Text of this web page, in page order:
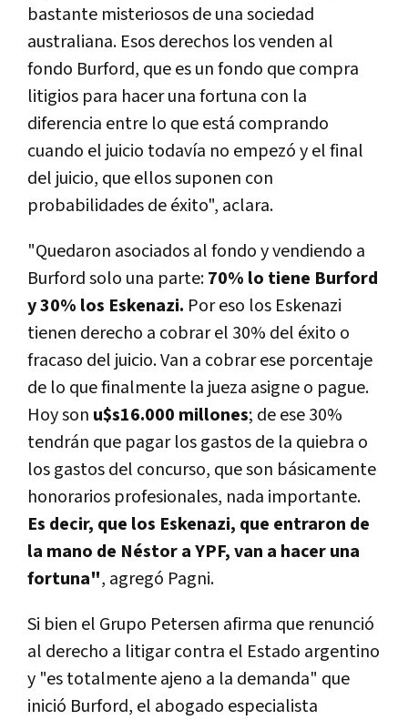
bastante misteriosos de una sociedad
australiana. Esos derechos los venden al
fondo Burford, que es un fondo que compra
litigios para hacer una fortuna con la
diferencia entre lo que está comprando
cuando el juicio todavía no empezó y el final
del juicio, que ellos suponen con
probabilidades de éxito", aclara.
"Quedaron asociados al fondo y vendiendo a
Burford solo una parte:70% lo tiene Burford
y 30% los Eskenazi. Por eso los Eskenazi
tienen derecho a cobrar el 30% del éxito o
fracaso del juicio. Van a cobrar ese porcentaje
de lo que finalmente la jueza asigne o pague.
Hoy son u$s16.000 millones; de ese 30%
tendrán que pagar los gastos de la quiebra o
los gastos del concurso, que son básicamente
honorarios profesionales, nada importante.
Es decir, que los Eskenazi, que entraron de
la mano de Néstor a YPF, van a hacer una
fortuna", agregó Pagni.
Si bien el Grupo Petersen afirma que renunció
al derecho a litigar contra el Estado argentino
y "es totalmente ajeno a la demanda" que
inició Burford, el abogado especialista